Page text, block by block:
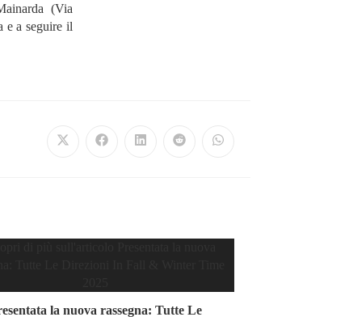
(Via
e a seguire il
la nuova rassegna: Tutte Le